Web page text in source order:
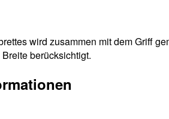
wird zusammen mit dem Griff
berücksichtigt.